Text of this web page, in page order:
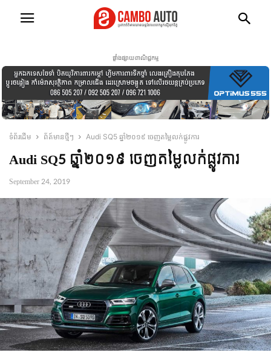
ផ្ទាំងផ្សាយពាណិជ្ជកម្ម
ទំព័រដើម ព័ត៍មានថ្មីៗ Audi SQ5 ឆ្នាំ២០១៩ ចេញតម្លៃលក់ផ្លូវការ
Audi SQ5 ឆ្នាំ២០១៩ ចេញតម្លៃលក់ផ្លូវការ
September 24, 2019